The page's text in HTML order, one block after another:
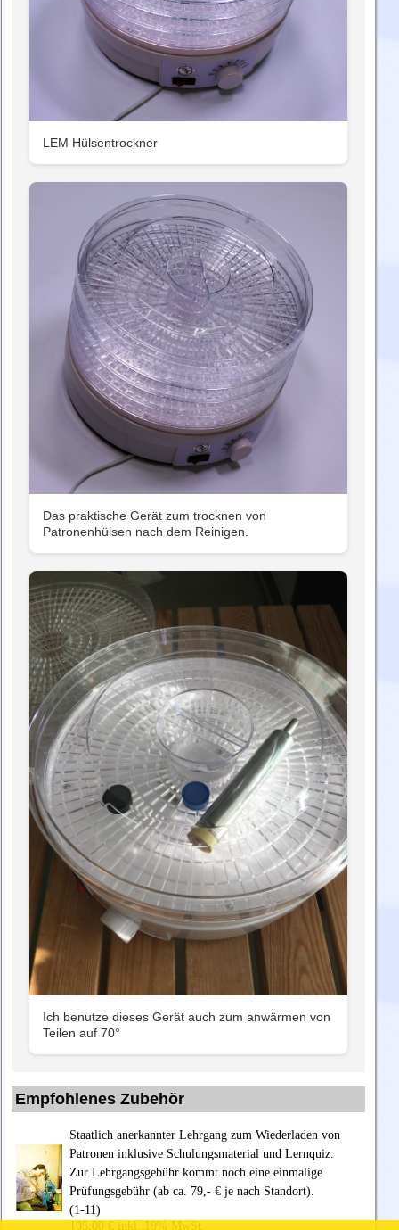
LEM Hülsentrockner
Das praktische Gerät zum trocknen von
Patronenhülsen nach dem Reinigen.
Ich benutze dieses Gerät auch zum anwärmen von
Teilen auf 70°
Empfohlenes Zubehör
Staatlich anerkannter Lehrgang zum Wiederladen von
Patronen inklusive Schulungsmaterial und Lernquiz.
Zur Lehrgangsgebühr kommt noch eine einmalige
Prüfungsgebühr (ab ca. 79,- € je nach Standort).
(1-11)
105,00 € inkl. 19% MwSt.